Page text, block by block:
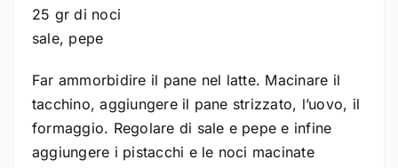
25 gr di noci
sale, pepe
Far ammorbidire il pane nel latte. Macinare il
tacchino, aggiungere il pane strizzato, l’uovo, il
formaggio. Regolare di sale e pepe e infine
aggiungere i pistacchi e le noci macinate